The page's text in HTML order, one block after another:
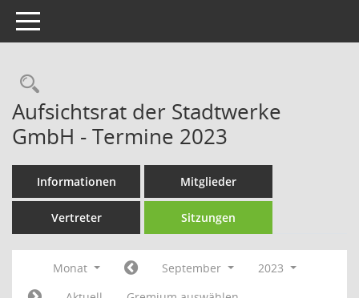
Toggle navigation
Rechercheauswahl
Aufsichtsrat der Stadtwerke
GmbH - Termine 2023
Informationen Mitglieder
Vertreter Sitzungen
Monat September
2023